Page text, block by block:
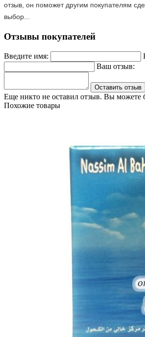
отзыв, он поможет другим покупателям
выбор...
Отзывы покупателей
Введите имя:
Ваш отзыв:
Оставить отзыв
Еще никто не оставил отзыв. Вы можете
Похожие товары